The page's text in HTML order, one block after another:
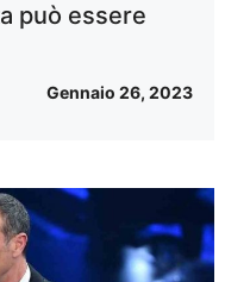
può essere
Gennaio 26, 2023